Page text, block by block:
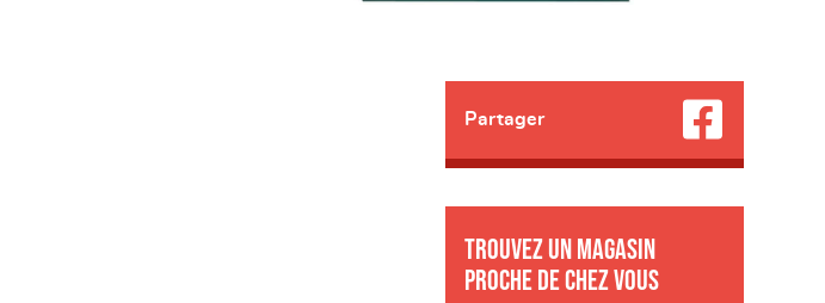
Partager
Trouvez un magasin
proche de chez vous